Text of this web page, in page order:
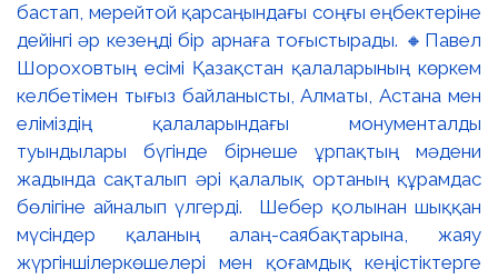
бастап, мерейтой қарсаңындағы соңғы еңбектеріне
дейінгі әр кезеңді бір арнаға тоғыстырады. 🔸Павел
Шороховтың есімі Қазақстан қалаларының көркем
келбетімен тығыз байланысты, Алматы, Астана мен
еліміздің қалаларындағы монументалды
туындылары бүгінде бірнеше ұрпақтың мәдени
жадында сақталып әрі қалалық ортаның құрамдас
бөлігіне айналып үлгерді. Шебер қолынан шыққан
мүсіндер қаланың алаң-саябақтарына, жаяу
жүргіншілеркөшелері мен қоғамдық кеңістіктерге